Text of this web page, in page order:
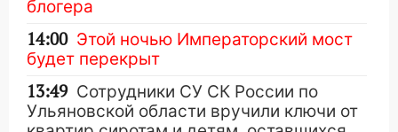
блогера
14:00 Этой ночью Императорский мост
будет перекрыт
13:49 Сотрудники СУ СК России по
Ульяновской области вручили ключи от